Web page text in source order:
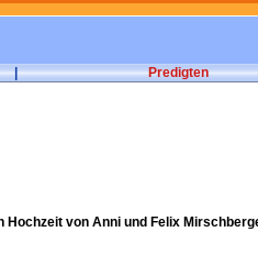
| Predigten
Hochzeit von Anni und Felix